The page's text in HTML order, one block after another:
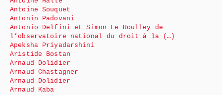
Antoine Souquet
Antonin Padovani
Antonio Delfini et Simon Le Roulley de
l’observatoire national du droit à la (…)
Apeksha Priyadarshini
Aristide Bostan
Arnaud Dolidier
Arnaud Chastagner
Arnaud Dolidier
Arnaud Kaba